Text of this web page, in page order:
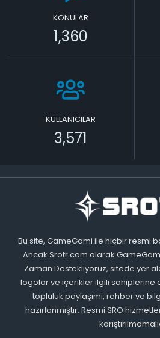
KONULAR
1,360
KULLANICILAR
3,571
Bu site, GameGami ile hiçbir resmi
Ancak Srotr.com olarak
Zaman Destekliyoruz, sitede yer
logolar ve içerikler ilgili sahiplerine
topluluk paylaşımı, rehber ve
hazırlanmıştır. Resmi SRO